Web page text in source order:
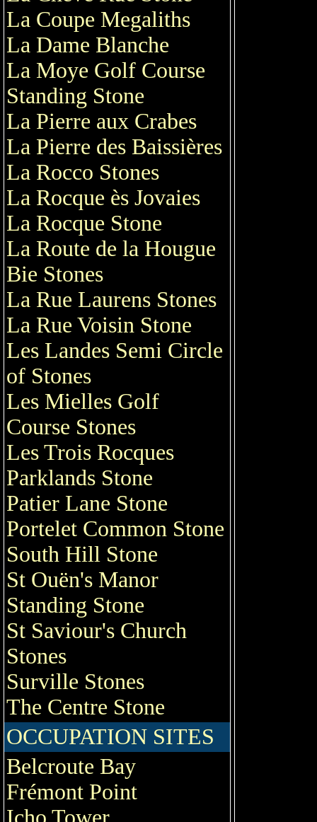
La Coupe Megaliths
La Dame Blanche
La Moye Golf Course
Standing Stone
La Pierre aux Crabes
La Pierre des Baissières
La Rocco Stones
La Rocque ès Jovaies
La Rocque Stone
La Route de la Hougue
Bie Stones
La Rue Laurens Stones
La Rue Voisin Stone
Les Landes Semi Circle
of Stones
Les Mielles Golf
Course Stones
Les Trois Rocques
Parklands Stone
Patier Lane Stone
Portelet Common Stone
South Hill Stone
St Ouën's Manor
Standing Stone
St Saviour's Church
Stones
Surville Stones
The Centre Stone
OCCUPATION SITES
Belcroute Bay
Frémont Point